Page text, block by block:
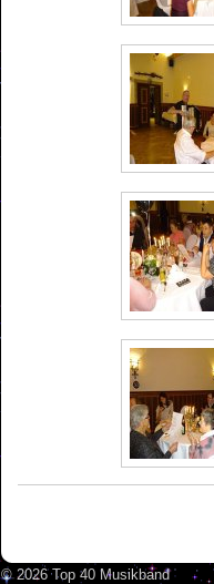
© 2026 Top 40 Musikband